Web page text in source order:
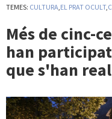
TEMES: CULTURA,EL PRAT OCULT,
Més de cinc-
han
que s'han